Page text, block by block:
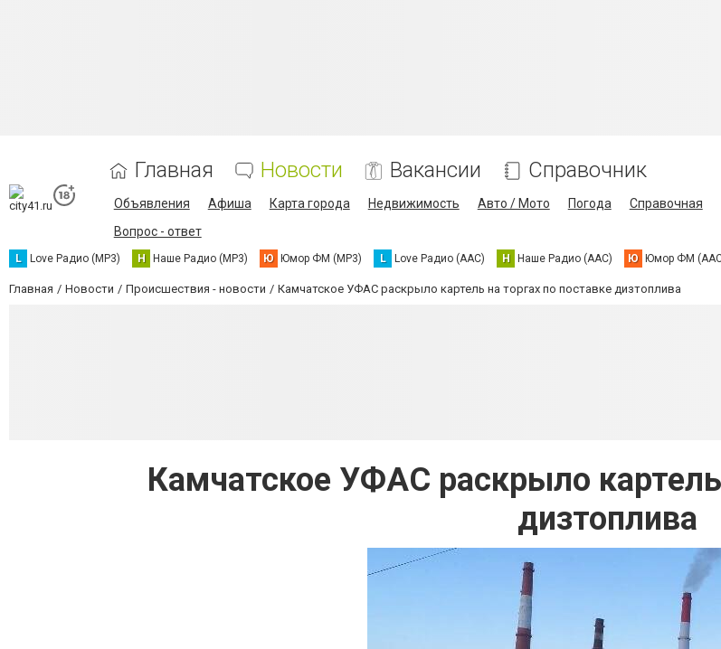
Главная Новости Вакансии Справочник
Объявления Афиша Карта города Недвижимость Авто / Мото Погода Справочная
Вопрос - ответ
L Love Радио (MP3) Н Наше Радио (MP3) Ю Юмор ФМ (MP3) L Love Радио (AAC) Н Наше Радио (AAC) Ю Юмор ФМ
Главная Новости Происшествия - новости Камчатское УФАС раскрыло картель на торгах по поставке дизтоплива
Камчатское УФАС раскрыло картель
дизтоплива